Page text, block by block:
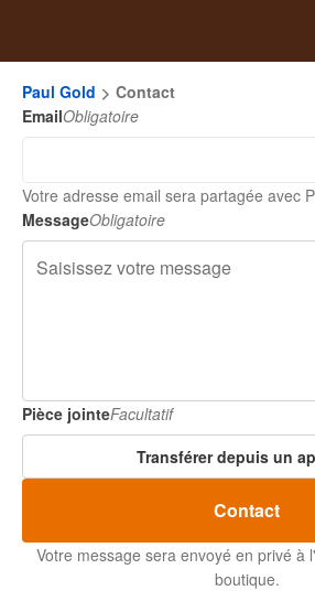
Paul Gold
Contact
EmailObligatoire
Votre adresse email sera partagée avec
MessageObligatoire
Pièce jointeFacultatif
Transférer depuis un
Contact
Votre message sera envoyé en privé à
boutique.